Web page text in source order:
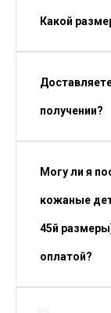
Какой
получении?
Могу ли я
кожаные
45й
оплатой?